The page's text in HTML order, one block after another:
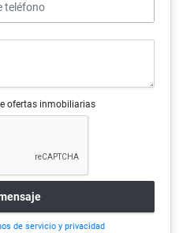
ofertas inmobiliarias
de servicio y privacidad